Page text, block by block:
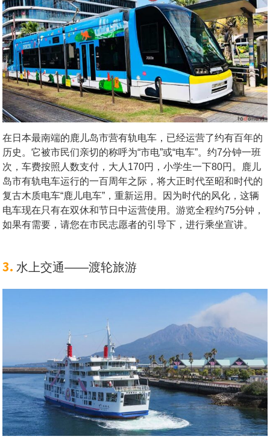
在日本最南端的鹿儿岛市营有轨电车，已经运营了约有百年的
历史。它被市民们亲切的称呼为“市电”或“电车”。约7分钟一班
次，车费按照人数支付，大人170円，小学生一下80円。鹿儿
岛市有轨电车运行的一百周年之际，将大正时代至昭和时代的
复古木质电车“鹿儿电车”，重新运用。因为时代的风化，这辆
电车现在只有在双休和节日中运营使用。游览全程约75分钟，
如果有需要，请您在市民志愿者的引导下，进行乘坐宣讲。
3. 水上交通——渡轮旅游